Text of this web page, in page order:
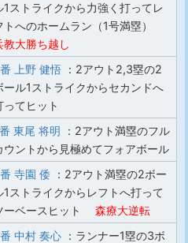
1ストライクから力強く打ってレ
トへのホームラン（1号満塁）
教大勝ち越し
上野 健悟 ：2アウト2,3塁の2
ール1ストライクからセカンドへ
ってヒット
東尾 将明 ：2アウト満塁のフル
ウントから見極めてフォアボール
寺園 倭 ：2アウト満塁の2ボー
1ストライクからレフトへ打って
ーベースヒット
森療大逆転
中村 奏心 ：ランナー1塁の3ボ